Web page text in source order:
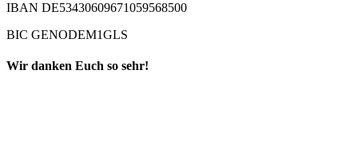
IBAN DE53430609671059568500
BIC GENODEM1GLS
Wir danken Euch so sehr!